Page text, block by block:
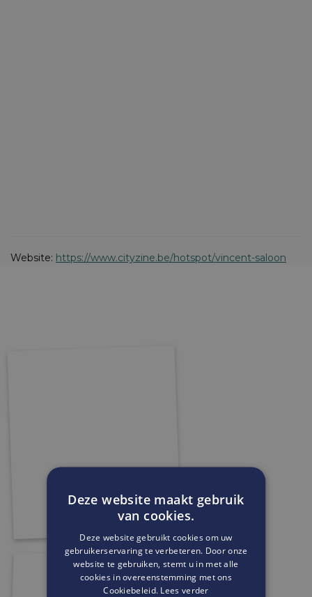
Website: https://www.cityzine.be/hotspot/vincent-saloon
Deze website maakt gebruik
van cookies.
Deze website gebruikt cookies om uw
gebruikerservaring te verbeteren. Door onze
website te gebruiken, stemt u in met alle
cookies in overeenstemming met ons
Cookiebeleid. Lees verder